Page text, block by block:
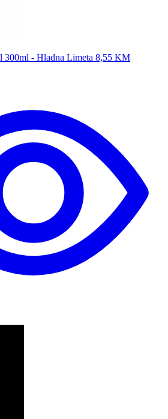
300ml - Hladna Limeta 8,55 KM